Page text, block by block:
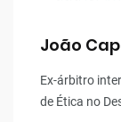
João
Ex-árbitro
de Ética no